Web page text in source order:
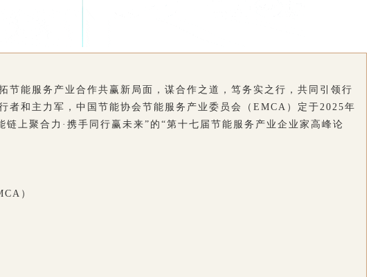
节能服务产业合作共赢新局面，谋合作之道，笃务实之行，共同引领行
者和主力军，中国节能协会节能服务产业委员会（EMCA）定于2025年
上聚合力·携手同行赢未来”的“第十七届节能服务产业企业家高峰论
）